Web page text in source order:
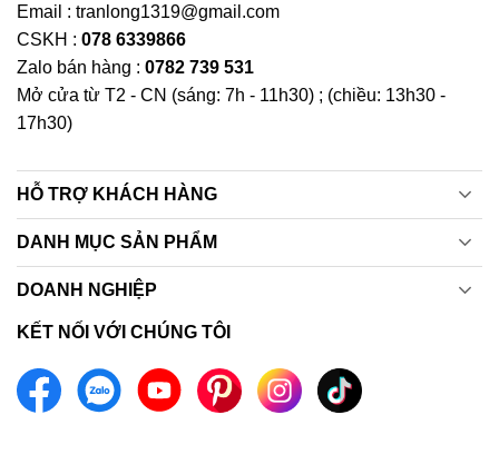
Email : tranlong1319@gmail.com
CSKH : 078 6339866
Zalo bán hàng : 0782 739 531
Mở cửa từ T2 - CN (sáng: 7h - 11h30) ; (chiều: 13h30 -
17h30)
HỖ TRỢ KHÁCH HÀNG
DANH MỤC SẢN PHẨM
DOANH NGHIỆP
KẾT NỐI VỚI CHÚNG TÔI